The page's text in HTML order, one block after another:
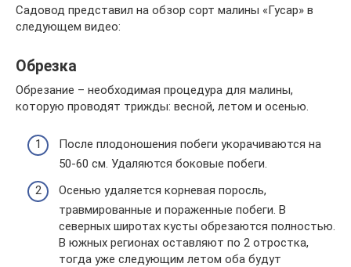
Садовод представил на обзор сорт малины «Гусар» в
следующем видео:
Обрезка
Обрезание – необходимая процедура для малины,
которую проводят трижды: весной, летом и осенью.
После плодоношения побеги укорачиваются на
50-60 см. Удаляются боковые побеги.
Осенью удаляется корневая поросль,
травмированные и пораженные побеги. В
северных широтах кусты обрезаются полностью.
В южных регионах оставляют по 2 отростка,
тогда уже следующим летом оба будут